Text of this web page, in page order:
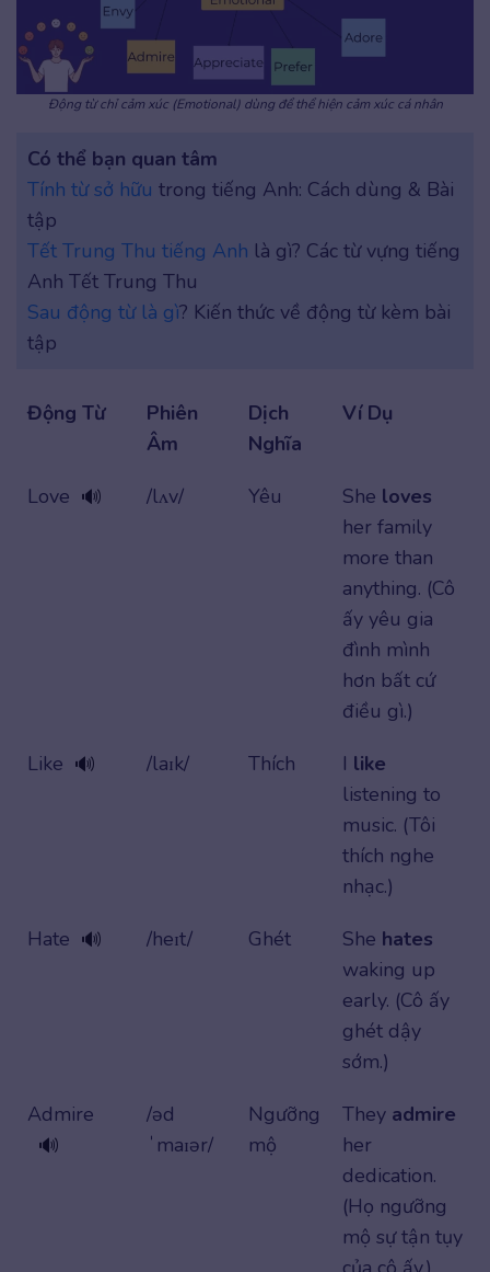
Động từ chỉ cảm xúc (Emotional) dùng để thể hiện cảm xúc cá nhân
Có thể bạn quan tâm
Tính từ sở hữu trong tiếng Anh: Cách dùng & Bài
tập
Tết Trung Thu tiếng Anh là gì? Các từ vựng tiếng
Anh Tết Trung Thu
Sau động từ là gì? Kiến thức về động từ kèm bài
tập
Động Từ
Phiên
Âm
Dịch
Nghĩa
Ví Dụ
Love 🔊 /lʌv/ Yêu She loves
her family
more than
anything. (Cô
ấy yêu gia
đình mình
hơn bất cứ
điều gì.)
Like 🔊 /laɪk/ Thích I like
listening to
music. (Tôi
thích nghe
nhạc.)
Hate 🔊 /heɪt/ Ghét She hates
waking up
early. (Cô ấy
ghét dậy
sớm.)
Admire
🔊
/əd
ˈmaɪər/
Ngưỡng
mộ
They admire
her
dedication.
(Họ ngưỡng
mộ sự tận tụy